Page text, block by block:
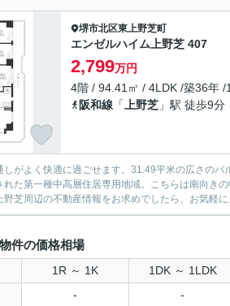
堺市北区東上野芝町
エンゼルハイム上野芝 407
2,799万円
4階 / 94.41㎡ / 4LDK /築36年 /
阪和線 「 上野芝 」駅 徒歩9分
しがよく快適に過ごせます。31.49平米の広さの
れた第一種中高層住居専用地域。こちらは南向き
芝周辺の不動産情報をお求めでしたら、お気軽に
件の価格相場
1R ～ 1K 1DK ～ 1LDK
- -